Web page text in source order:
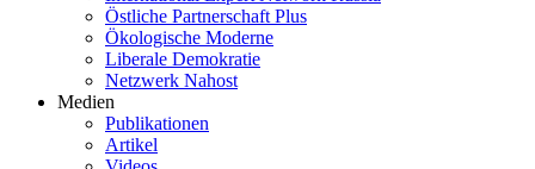
Östliche Partner­schaft Plus
Ökolo­gische Moderne
Liberale Demokratie
Netzwerk Nahost
Medien
Publi­ka­tionen
Artikel